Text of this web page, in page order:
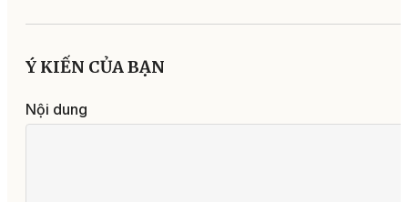
Ý KIẾN CỦA BẠN
Nội dung